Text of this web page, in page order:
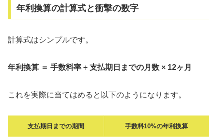
年利換算の計算式と衝撃の数字
計算式はシンプルです。
年利換算 ＝ 手数料率 ÷ 支払期日までの月数 × 12ヶ月
これを実際に当てはめると以下のようになります。
支払期日までの期間 手数料10%の年利換算